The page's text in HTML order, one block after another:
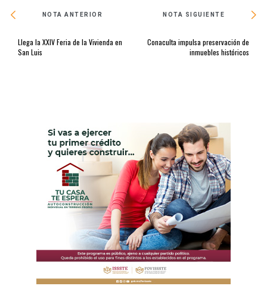
NOTA ANTERIOR
Llega la XXIV Feria de la Vivienda en
San Luis
NOTA SIGUIENTE
Conaculta impulsa preservación de
inmuebles históricos